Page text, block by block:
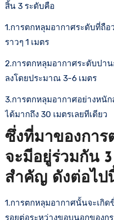
สิ้น 3 ระดับคือ
1.การตกหลุมอากาศระดับที่ถื
ราวๆ 1 เมตร
2.การตกหลุมอากาศระดับปา
ลงโดยประมาณ 3-6 เมตร
3.การตกหลุมอากาศอย่างหนั
ได้มากถึง 30 เมตรเลยทีเดียว
ซึ่งที่มาของการตกหลุมอากาศ
จะมีอยู่ร่วมกัน
สำคัญ ดังต่อไป
1.การตกหลุมอากาศนั้นจะเกิด
รอยต่อระหว่างขอบนอกของก